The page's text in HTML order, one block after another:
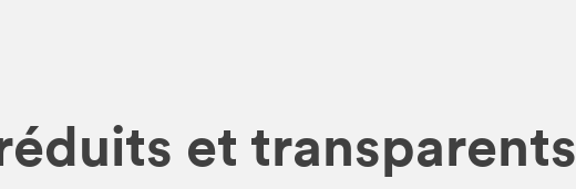
et transparents